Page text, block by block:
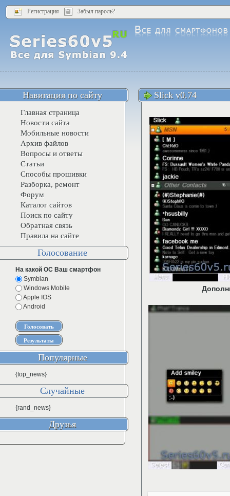
Регистрация Забыл пароль?
Slick v0.74
Навигация по сайту
Главная страница
Новости сайта
Мобильные новости
Архив файлов
Вопросы и ответы
Статьи
Способы прошивки
Разборка, ремонт
Форум
Каталог сайтов
Поиск по сайту
Обратная связь
Правила на сайте
Голосование
На какой ОС Ваш смартфон
Symbian
Windows Mobile
Apple IOS
Android
Популярные
{top_news}
Случайные
{rand_news}
Друзья